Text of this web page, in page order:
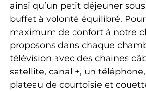
ainsi qu’un petit déjeuner
buffet à volonté équilibré.
maximum de confort à notre
proposons dans chaque
télévision avec des chaines
satellite, canal +, un
plateau de courtoisie et